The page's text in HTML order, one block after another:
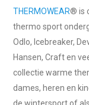
THERMOWEAR® is
thermo sport
Odlo, Icebreaker,
Hansen, Craft en
collectie warme
dames, heren en